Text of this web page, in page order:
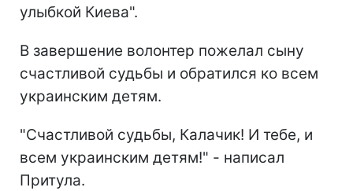
улыбкой Киева".
В завершение волонтер пожелал сыну
счастливой судьбы и обратился ко всем
украинским детям.
"Счастливой судьбы, Калачик! И тебе, и
всем украинским детям!" - написал
Притула.